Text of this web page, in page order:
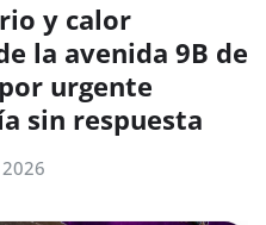
y calor
la avenida 9B de
urgente
sin respuesta